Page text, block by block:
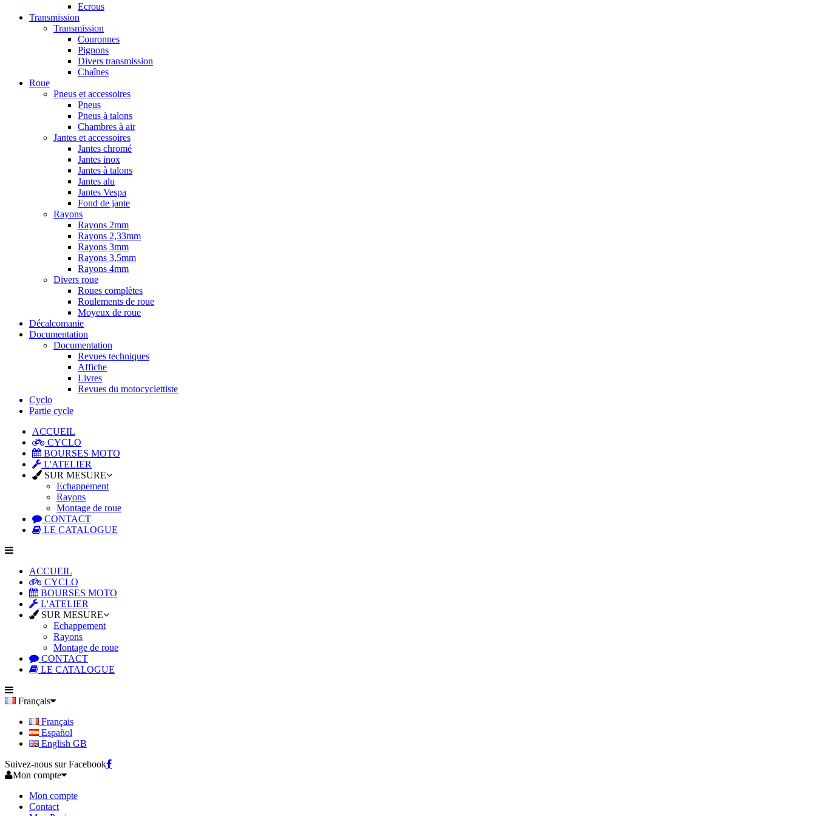
Ecrous
Transmission
Transmission
Couronnes
Pignons
Divers transmission
Chaînes
Roue
Pneus et accessoires
Pneus
Pneus à talons
Chambres à air
Jantes et accessoires
Jantes chromé
Jantes inox
Jantes à talons
Jantes alu
Jantes Vespa
Fond de jante
Rayons
Rayons 2mm
Rayons 2,33mm
Rayons 3mm
Rayons 3,5mm
Rayons 4mm
Divers roue
Roues complètes
Roulements de roue
Moyeux de roue
Décalcomanie
Documentation
Documentation
Revues techniques
Affiche
Livres
Revues du motocyclettiste
Cyclo
Partie cycle
ACCUEIL
CYCLO
BOURSES MOTO
L'ATELIER
SUR MESURE
Echappement
Rayons
Montage de roue
CONTACT
LE CATALOGUE
ACCUEIL
CYCLO
BOURSES MOTO
L'ATELIER
SUR MESURE
Echappement
Rayons
Montage de roue
CONTACT
LE CATALOGUE
Français
Français
Español
English GB
Suivez-nous sur Facebook
Mon compte
Mon compte
Contact